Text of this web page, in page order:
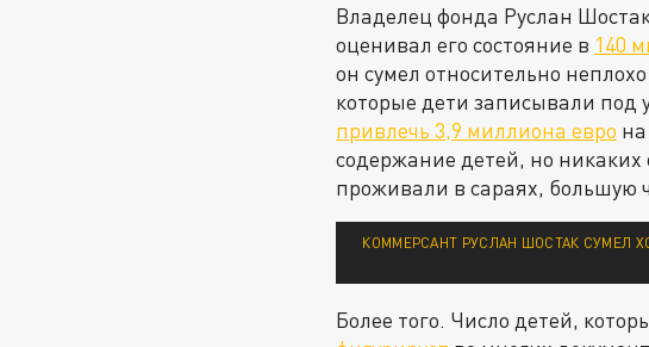
Владелец фонда Руслан
оценивал его состояние в 140
он сумел относительно
которые дети записывали
привлечь 3,9 миллиона евро
содержание детей, но никаких
проживали в сараях, большую
КОММЕРСАНТ РУСЛАН ШОСТАК СУМЕЛ
Более того. Число детей,